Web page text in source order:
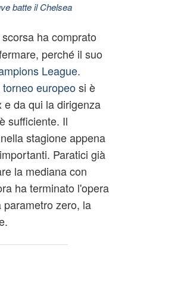
batte il Chelsea
ha comprato
perché il suo
League.
europeosi è
da qui la dirigenza
sufficiente. Il
stagione appena
Paratici già
la mediana con
ha terminato l'opera
zero, la